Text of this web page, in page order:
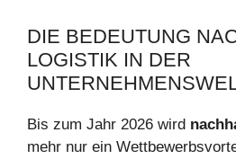
DIE BEDEUTUNG
LOGISTIK IN DER
Bis zum Jahr 2026 wird
mehr nur ein